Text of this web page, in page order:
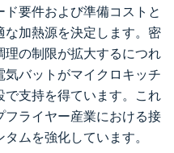
要件および準備コストと
な加熱源を決定します。密
の制限が拡大するにつれ
バットがマイクロキッチ
で支持を得ています。これ
フライヤー産業における接
ムを強化しています。